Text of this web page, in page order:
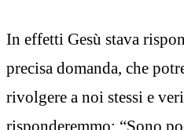
In effetti Gesù stava
precisa domanda, che
rivolgere a noi stessi e
risponderemmo: “Sono